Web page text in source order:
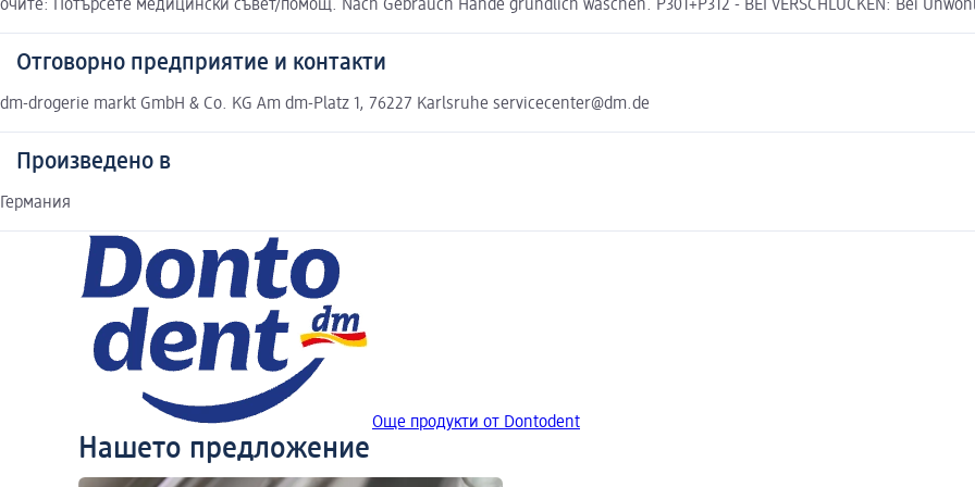
очите: Потърсете медицински съвет/помощ. Nach Gebrauch Hände gründlich waschen. P301+P312 - BEI VERSCHLUCKEN: Bei
Отговорно предприятие и контакти
dm-drogerie markt GmbH & Co. KG Am dm-Platz 1, 76227 Karlsruhe servicecenter@dm.de
Произведено в
Германия
Още продукти от Dontodent
Нашето предложение